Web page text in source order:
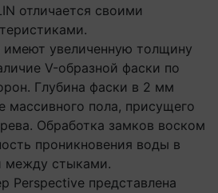
отличается своими
увеличенную толщину
V-образной фаски по
Глубина фаски в 2 мм
массивного пола, присущего
Обработка замков воском
проникновения воды в
между стыками.
Perspective представлена